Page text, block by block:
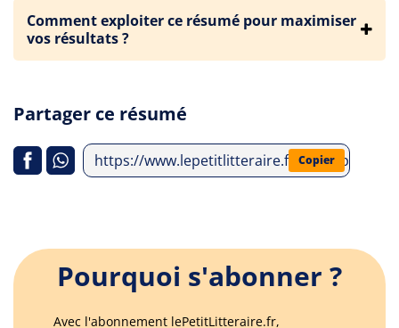
Comment exploiter ce résumé pour maximiser
vos résultats ?
Partager ce résumé
https://www.lepetitlitteraire.fr/index.php/
Copier
Pourquoi s'abonner ?
Avec l'abonnement lePetitLitteraire.fr,